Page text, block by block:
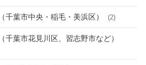
千葉市中央・稲毛・美浜区） (2)
千葉市花見川区、習志野市など）